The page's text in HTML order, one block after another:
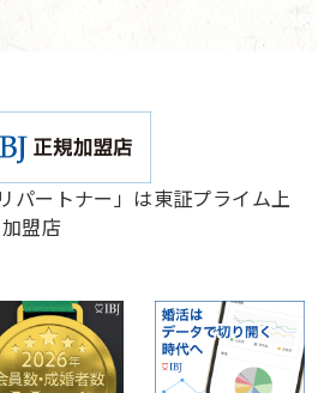
パートナー」は東証プライム上
盟店